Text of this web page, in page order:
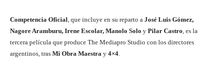
Competencia Oficial, que incluye en su reparto a José Luis Gómez,
Nagore Aramburu, Irene Escolar, Manolo Solo y Pilar Castro, es la
tercera película que produce The Mediapro Studio con los directores
argentinos, tras Mi Obra Maestra y 4×4.